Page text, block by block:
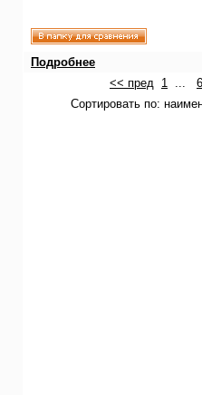
Подробнее
<< пред 1 ... 6
Сортировать по: